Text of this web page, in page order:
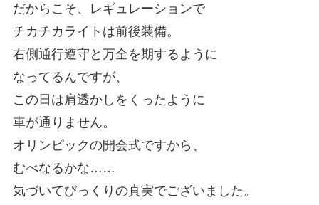
だからこそ、レギュレーションで
チカチカライトは前後装備。
右側通行遵守と万全を期するように
なってるんですが、
この日は肩透かしをくったように
車が通りません。
オリンピックの開会式ですから、
むべなるかな……
気づいてびっくりの真実でございました。